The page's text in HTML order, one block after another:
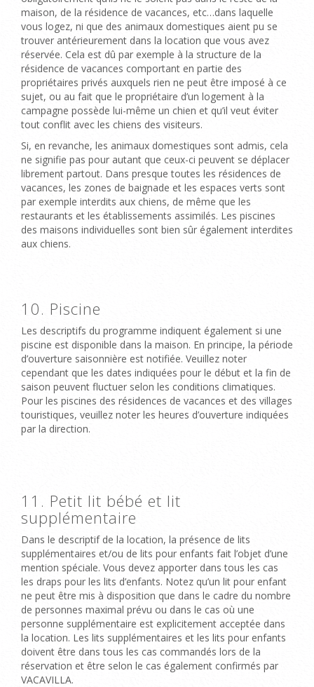
maison, de la résidence de vacances, etc…dans laquelle
vous logez, ni que des animaux domestiques aient pu se
trouver antérieurement dans la location que vous avez
réservée. Cela est dû par exemple à la structure de la
résidence de vacances comportant en partie des
propriétaires privés auxquels rien ne peut être imposé à ce
sujet, ou au fait que le propriétaire d’un logement à la
campagne possède lui-même un chien et qu’il veut éviter
tout conflit avec les chiens des visiteurs.
Si, en revanche, les animaux domestiques sont admis, cela
ne signifie pas pour autant que ceux-ci peuvent se déplacer
librement partout. Dans presque toutes les résidences de
vacances, les zones de baignade et les espaces verts sont
par exemple interdits aux chiens, de même que les
restaurants et les établissements assimilés. Les piscines
des maisons individuelles sont bien sûr également interdites
aux chiens.
10. Piscine
Les descriptifs du programme indiquent également si une
piscine est disponible dans la maison. En principe, la période
d’ouverture saisonnière est notifiée. Veuillez noter
cependant que les dates indiquées pour le début et la fin de
saison peuvent fluctuer selon les conditions climatiques.
Pour les piscines des résidences de vacances et des villages
touristiques, veuillez noter les heures d’ouverture indiquées
par la direction.
11. Petit lit bébé et lit
supplémentaire
Dans le descriptif de la location, la présence de lits
supplémentaires et/ou de lits pour enfants fait l’objet d’une
mention spéciale. Vous devez apporter dans tous les cas
les draps pour les lits d’enfants. Notez qu’un lit pour enfant
ne peut être mis à disposition que dans le cadre du nombre
de personnes maximal prévu ou dans le cas où une
personne supplémentaire est explicitement acceptée dans
la location. Les lits supplémentaires et les lits pour enfants
doivent être dans tous les cas commandés lors de la
réservation et être selon le cas également confirmés par
VACAVILLA.